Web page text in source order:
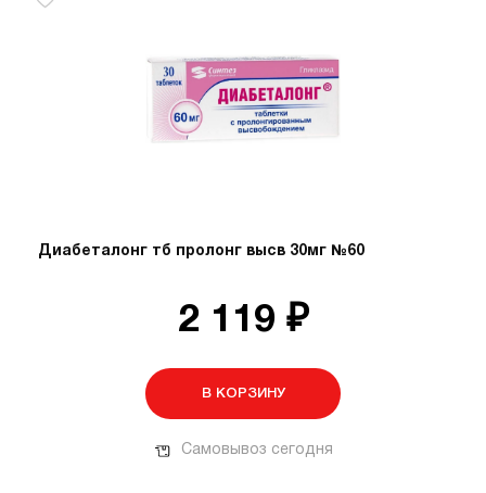
Диабеталонг тб пролонг высв 30мг №60
2 119 ₽
В КОРЗИНУ
Самовывоз сегодня